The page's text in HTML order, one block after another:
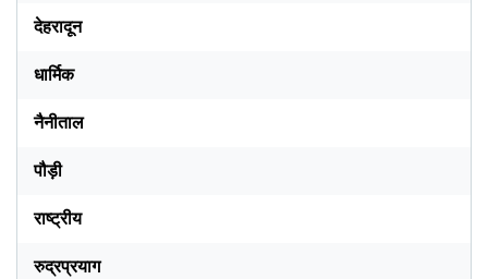
देहरादून
धार्मिक
नैनीताल
पौड़ी
राष्ट्रीय
रुद्रप्रयाग